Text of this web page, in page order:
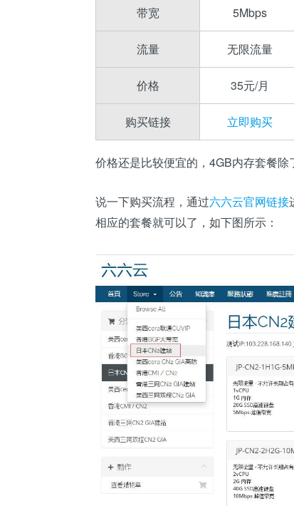
带宽 5Mbps
流量 无限流量
价格 35元/月
购买链接 立即购买
价格还是比较便宜的，4GB内存套餐除
说一下购买流程，通过六六云官网链接
相应的套餐就可以了，如下图所示：